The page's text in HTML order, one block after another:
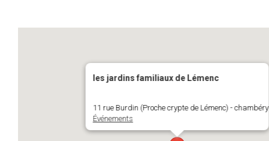
les jardins familiaux de Lémenc
11 rue Burdin (Proche crypte de Lémenc) - chambéry
Événements